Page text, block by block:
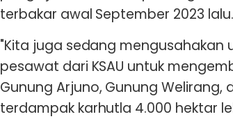
terbakar awal September 2023 lalu.
"Kita juga sedang mengusahakan
pesawat dari KSAU untuk
Gunung Arjuno, Gunung
terdampak karhutla 4.000 hektar